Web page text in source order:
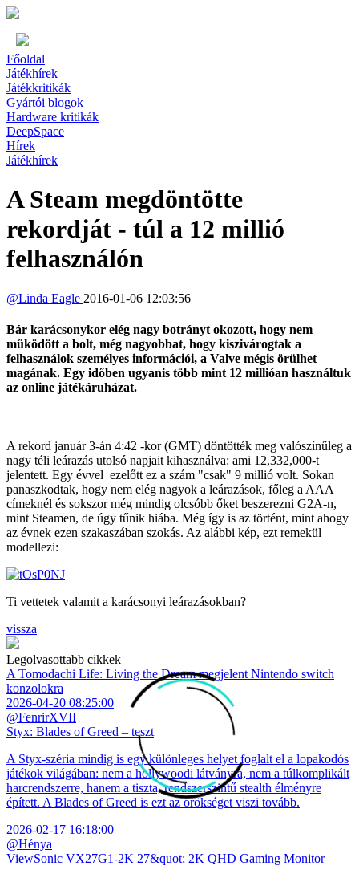
Főoldal
Játékhírek
Játékkritikák
Gyártói blogok
Hardware kritikák
DeepSpace
Hírek
Játékhírek
A Steam megdöntötte
rekordját - túl a 12 millió
felhasználón
@Linda Eagle 2016-01-06 12:03:56
Bár karácsonykor elég nagy botrányt okozott, hogy nem
működött a bolt, még nagyobbat, hogy kiszivárogtak a
felhasználok személyes információi, a Valve mégis örülhet
magának. Egy időben ugyanis több mint 12 millióan használtuk
az online játékáruházat.
A rekord január 3-án 4:42 -kor (GMT) döntötték meg valószínűleg a
nagy téli leárazás utolsó napjait kihasználva: ami 12,332,000-t
jelentett. Egy évvel ezelőtt ez a szám "csak" 9 millió volt. Sokan
panaszkodtak, hogy nem elég nagyok a leárazások, főleg a AAA
címeknél és sokszor még mindig olcsóbb őket beszerezni G2A-n,
mint Steamen, de úgy tűnik hiába. Még így is az történt, mint ahogy
az évnek ezen szakaszában szokás. Az alábbi kép, ezt remekül
modellezi:
Ti vettetek valamit a karácsonyi leárazásokban?
vissza
Legolvasottabb cikkek
A Tomodachi Life: Living the Dream megjelent Nintendo switch
konzolokra
2026-04-20 08:25:00
@FenrirXVII
Styx: Blades of Greed – teszt
A Styx-széria mindig is egy különleges helyet foglalt el a lopakodós
játékok világában: nem a hollywoodi látványra, nem a túlkomplikált
harcrendszerre, hanem a tiszta, rendszerszintű stealth élményre
épített. A Blades of Greed is ezt az örökséget viszi tovább.
2026-02-17 16:18:00
@Hénya
ViewSonic VX27G1-2K 27&quot; 2K QHD Gaming Monitor